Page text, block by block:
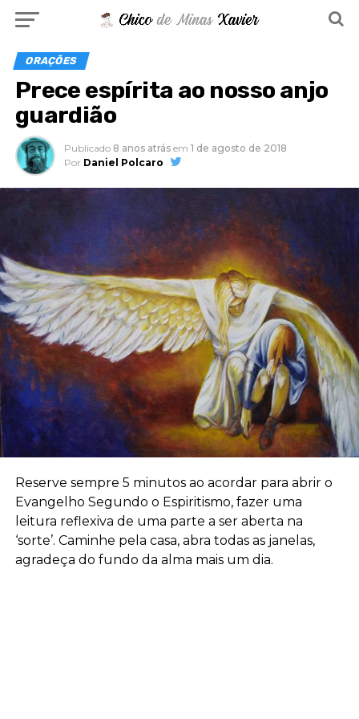
ORAÇÕES
Prece espírita ao nosso anjo
guardião
Publicado 8 anos atrás em 1 de agosto de 2018
Por Daniel Polcaro
Reserve sempre 5 minutos ao acordar para abrir o
Evangelho Segundo o Espiritismo, fazer uma
leitura reflexiva de uma parte a ser aberta na
‘sorte’. Caminhe pela casa, abra todas as janelas,
agradeça do fundo da alma mais um dia.